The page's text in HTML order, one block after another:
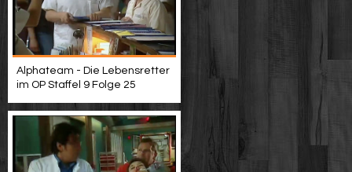
Alphateam - Die Lebensretter
im OP Staffel 9 Folge 25